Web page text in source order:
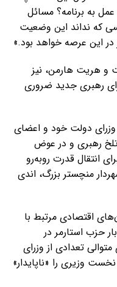
به برنامه؟ مسائل
که نداند این وضعیت
در این عرصه خواهد بود.»
و هریت هارمن، نیز
رهبری جدید ضروری
وزرای دولت خود و اعضای
تلخ رهبری و در عوض
قدرت روبه‌رو
منچستر بزرگ، اندی
اقتصادی مرتبط با
حزب استارمر در
تعدادی از وزرای
وزیری را «ناپایدار»